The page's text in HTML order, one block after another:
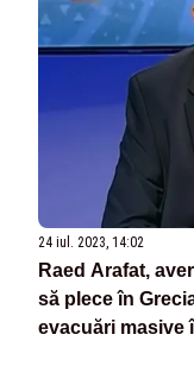
24 iul. 2023, 14:02
Raed Arafat,
să plece în
evacuări masive